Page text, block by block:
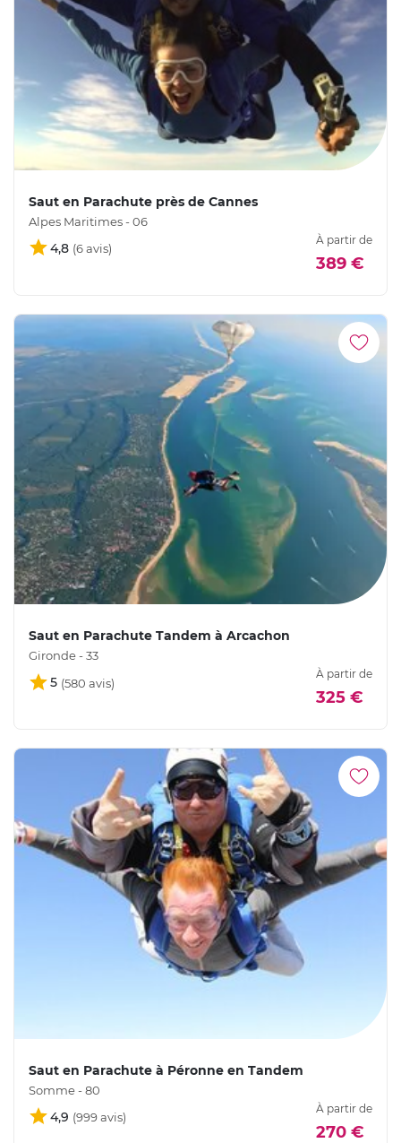
Saut en Parachute près de Cannes
Alpes Maritimes - 06
4,8
À partir de
389 €
Saut en Parachute Tandem à Arcachon
Gironde - 33
5
À partir de
325 €
Saut en Parachute à Péronne en Tandem
Somme - 80
4,9
À partir de
270 €